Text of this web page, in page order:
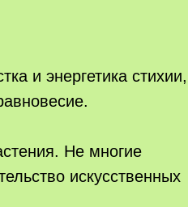
и энергетика стихии,
Не многие
искусственных